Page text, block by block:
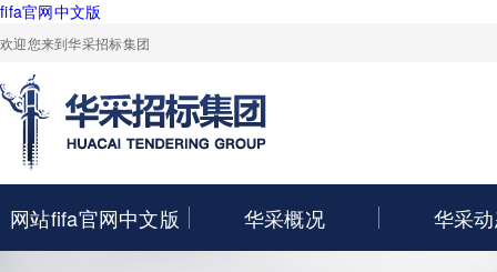
fifa官网中文版
欢迎您来到华采招标集团
网站fifa官网中文版 华采概况 华采